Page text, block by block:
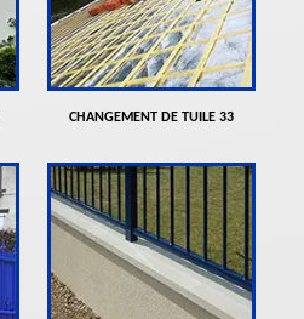
CHANGEMENT DE TUILE 33